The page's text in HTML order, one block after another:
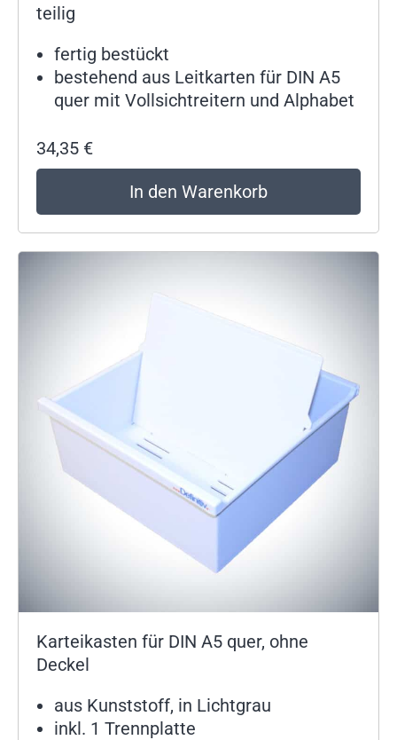
teilig
fertig bestückt
bestehend aus Leitkarten für DIN A5
quer mit Vollsichtreitern und Alphabet
34,35 €
In den Warenkorb
Karteikasten für DIN A5 quer, ohne
Deckel
aus Kunststoff, in Lichtgrau
inkl. 1 Trennplatte